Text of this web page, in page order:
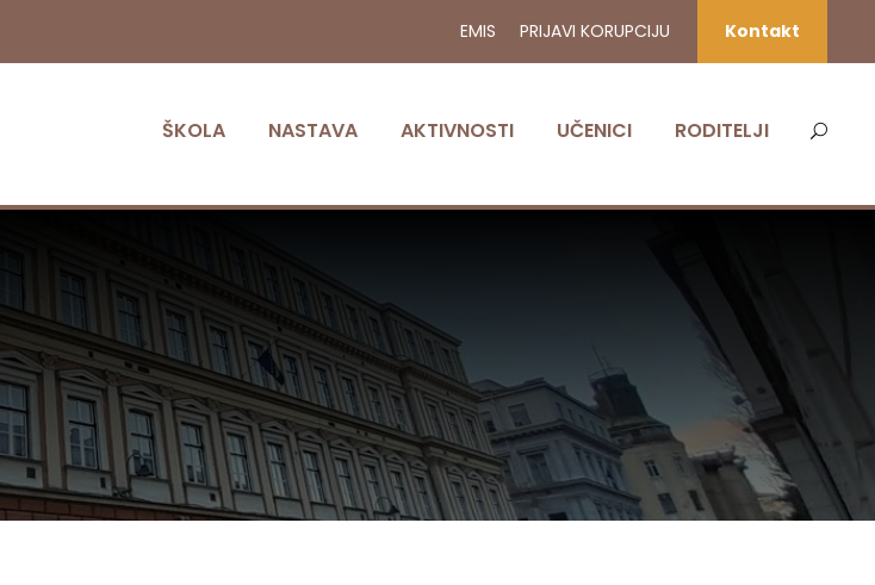
EMIS PRIJAVI KORUPCIJU Kontakt
ŠKOLA NASTAVA AKTIVNOSTI UČENICI RODITELJI